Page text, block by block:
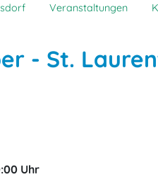
Veranstaltungen
- St.
Uhr